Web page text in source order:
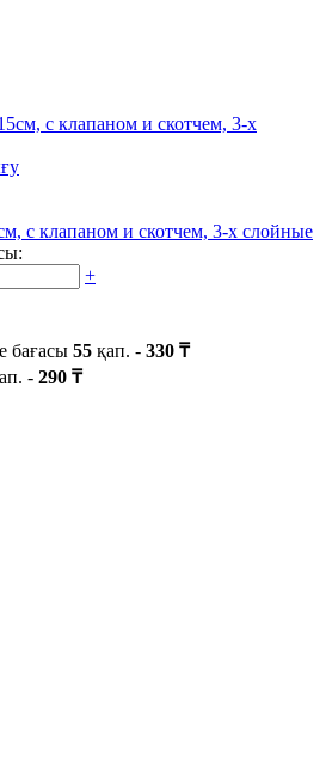
с клапаном и скотчем, 3-х слойные
+
бағасы 55 қап. - 330 ₸
- 290 ₸